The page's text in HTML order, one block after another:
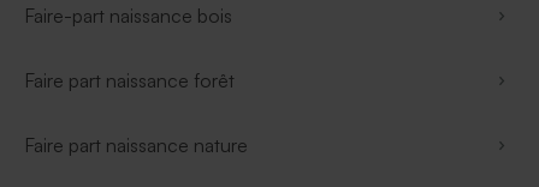
Faire-part naissance bois
Faire part naissance forêt
Faire part naissance nature